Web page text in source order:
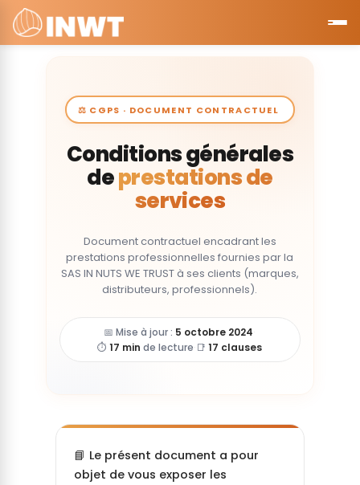
⚖️ CGPS · DOCUMENT CONTRACTUEL
Conditions générales
deprestations de
services
Document contractuel encadrant les
prestations professionnelles fournies par la
SAS IN NUTS WE TRUST à ses clients (marques,
distributeurs, professionnels).
📅 Mise à jour : 5 octobre 2024
⏱️17 min de lecture 📑17 clauses
📘 Le présent document a pour
objet de vous exposer les